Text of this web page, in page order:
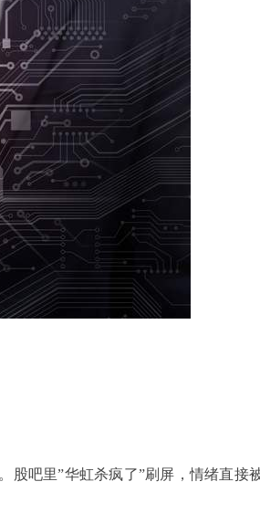
股吧里”华虹杀疯了”刷屏，情绪直接